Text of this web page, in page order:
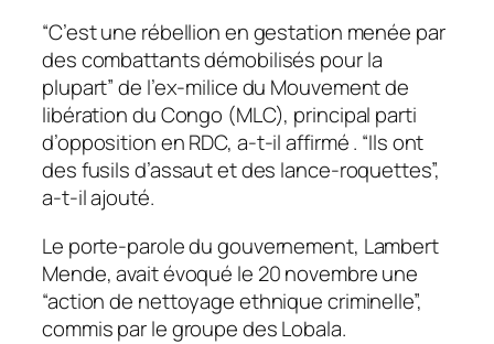
“C’est une rébellion en gestation menée par
des combattants démobilisés pour la
plupart” de l’ex-milice du Mouvement de
libération du Congo (MLC), principal parti
d’opposition en RDC, a-t-il affirmé . “Ils ont
des fusils d’assaut et des lance-roquettes”,
a-t-il ajouté.
Le porte-parole du gouvernement, Lambert
Mende, avait évoqué le 20 novembre une
“action de nettoyage ethnique criminelle”,
commis par le groupe des Lobala.